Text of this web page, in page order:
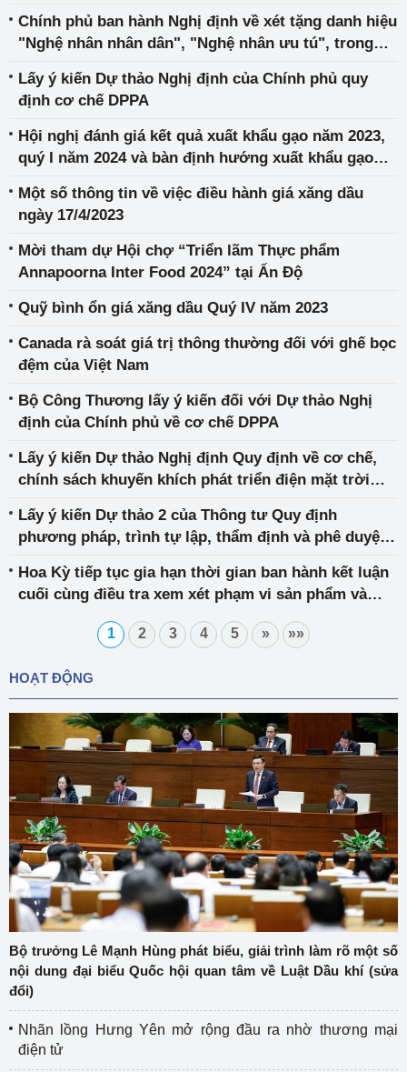
Chính phủ ban hành Nghị định về xét tặng danh hiệu
"Nghệ nhân nhân dân", "Nghệ nhân ưu tú", trong
Lấy ý kiến Dự thảo Nghị định của Chính phủ quy
định cơ chế DPPA
Hội nghị đánh giá kết quả xuất khẩu gạo năm 2023,
quý I năm 2024 và bàn định hướng xuất khẩu gạo
Một số thông tin về việc điều hành giá xăng dầu
ngày 17/4/2023
Mời tham dự Hội chợ “Triển lãm Thực phẩm
Annapoorna Inter Food 2024” tại Ấn Độ
Quỹ bình ổn giá xăng dầu Quý IV năm 2023
Canada rà soát giá trị thông thường đối với ghế bọc
đệm của Việt Nam
Bộ Công Thương lấy ý kiến đối với Dự thảo Nghị
định của Chính phủ về cơ chế DPPA
Lấy ý kiến Dự thảo Nghị định Quy định về cơ chế,
chính sách khuyến khích phát triển điện mặt trời
Lấy ý kiến Dự thảo 2 của Thông tư Quy định
phương pháp, trình tự lập, thẩm định và phê duyệt
giao dịch thị trường điện lực
Hoa Kỳ tiếp tục gia hạn thời gian ban hành kết luận
cuối cùng điều tra xem xét phạm vi sản phẩm và
tủ gỗ từ nhập khẩu Việt Nam
1 2 3 4 5 » »»
HOẠT ĐỘNG
Bộ trưởng Lê Mạnh Hùng phát biểu, giải trình làm rõ một số
nội dung đại biểu Quốc hội quan tâm về Luật Dầu khí (sửa
đổi)
Nhãn lồng Hưng Yên mở rộng đầu ra nhờ thương mại
điện tử